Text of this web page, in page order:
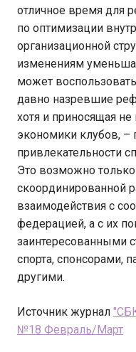
отличное время для
по оптимизации
организационной
изменениям
может
давно назревшие
хотя и приносящая
экономики клубов,
привлекательности
Это возможно
скоординированной
взаимодействия с
федерацией, а с их
заинтересованными
спорта, спонсорами,
другими.
Источник журнал
№18 Февраль/Март